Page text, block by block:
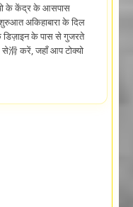
के केंद्र के आसपास
अकिहाबारा के दिल
के पास से गुजरते
से滑 करें, जहाँ आप टोक्यो